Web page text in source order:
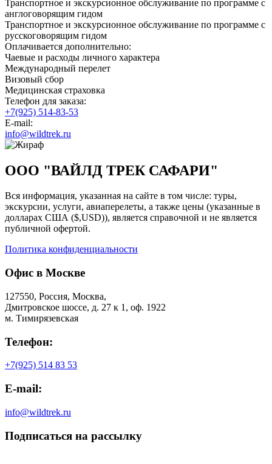
Транспортное и экскурсионное обслуживание по программе с
англоговорящим гидом
Транспортное и экскурсионное обслуживание по программе с
русскоговорящим гидом
Оплачивается дополнительно:
Чаевые и расходы личного характера
Международный перелет
Визовый сбор
Медицинская страховка
Телефон для заказа:
+7(925) 514-83-53
E-mail:
info@wildtrek.ru
ООО "ВАЙЛД ТРЕК САФАРИ"
Вся информация, указанная на сайте в том числе: туры,
экскурсии, услуги, авиаперелеты, а также цены (указанные в
долларах США ($,USD)), является справочной и не является
публичной офертой.
Политика конфиденциальности
Офис в Москве
127550, Россия, Москва,
Дмитровское шоссе, д. 27 к 1, оф. 1922
м. Тимирязевская
Телефон:
+7(925) 514 83 53
E-mail:
info@wildtrek.ru
Подписаться на рассылку